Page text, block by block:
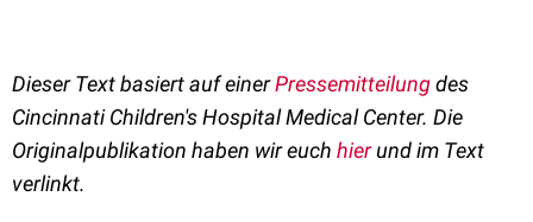
Dieser Text basiert auf einerPressemitteilungdes
Cincinnati Children's Hospital Medical Center. Die
Originalpublikation haben wir euch hierund im Text
verlinkt.